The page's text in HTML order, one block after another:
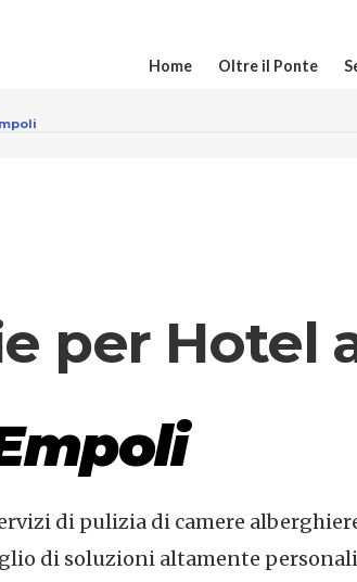
Home Oltre il Ponte
per Hotel
di pulizia di camere
di soluzioni altamente